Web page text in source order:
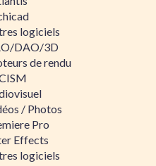
logiciels
DAO/3D
de rendu
/ Photos
Pro
Effects
logiciels